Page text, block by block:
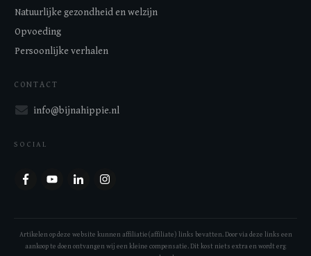
Natuurlijke gezondheid en welzijn
Opvoeding
Persoonlijke verhalen
CONTACT
info@bijnahippie.nl
SOCIAL
Artikelen op deze website kunnen affiliatie(affiliate) links bevatten. Door via deze links een
aankoop te doen ontvangen wij een kleine compensatie. Dit kost niets extra en wordt erg